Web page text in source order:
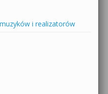
i realizatorów